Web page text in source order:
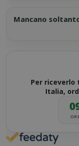
Mancano
Per riceverlo
Italia,